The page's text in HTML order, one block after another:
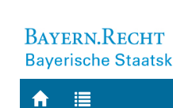
Zur
Zur